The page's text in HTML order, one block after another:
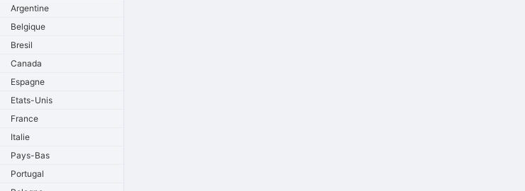
Argentine
Belgique
Bresil
Canada
Espagne
Etats-Unis
France
Italie
Pays-Bas
Portugal